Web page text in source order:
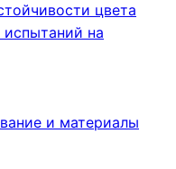
цвета
на
и материалы